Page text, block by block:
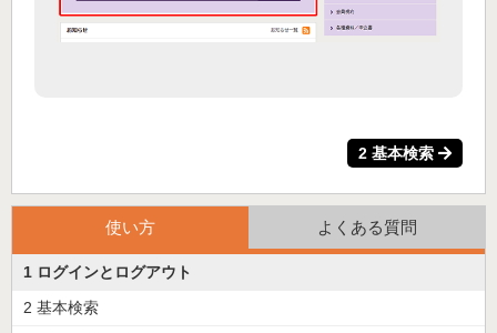
2 基本検索
使い方 よくある質問
1 ログインとログアウト
2 基本検索